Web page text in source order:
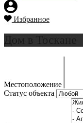
Избранное
Местоположение
Статус объекта